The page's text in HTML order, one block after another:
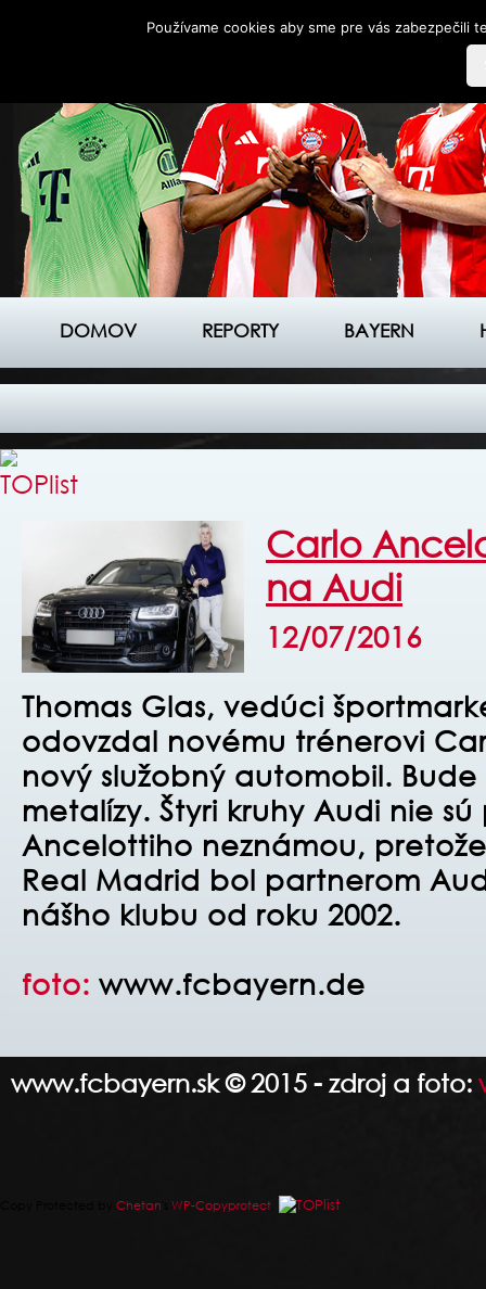
DOMOV REPORTY BAYERN
Carlo
na Audi
12/07/2016
Thomas Glas, vedúci
odovzdal novému trénerovi
nový služobný automobil.
metalízy. Štyri kruhy Audi nie
Ancelottiho neznámou,
Real Madrid bol partnerom
nášho klubu od roku 2002.
foto: www.fcbayern.de
www.fcbayern.sk © 2015 - zdroj a foto:
Chetan WP-Copyprotect
Používame cookies aby sme pre vás zabezpečili